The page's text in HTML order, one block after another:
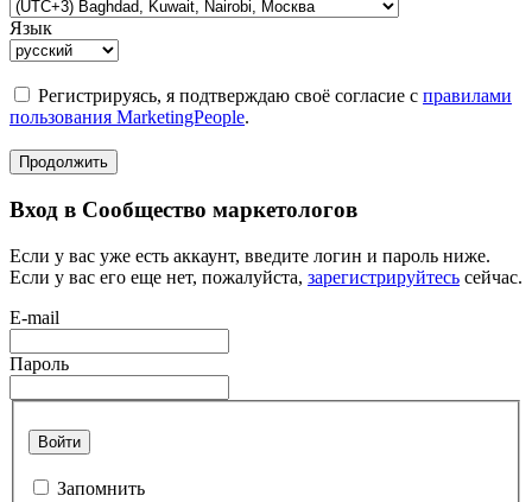
Язык
Регистрируясь, я подтверждаю своё согласие с правилами
пользования MarketingPeople.
Продолжить
Вход в Сообщество маркетологов
Если у вас уже есть аккаунт, введите логин и пароль ниже.
Если у вас его еще нет, пожалуйста, зарегистрируйтесь сейчас.
E-mail
Пароль
Войти
Запомнить